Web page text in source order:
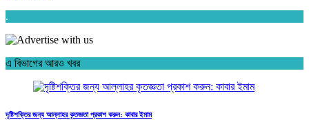
.
এ বিভাগের আরও খবর
দৃষ্টিশক্তির জন্য আল্লাহর কৃতজ্ঞতা প্রকাশ করুন: কাবার ইমাম